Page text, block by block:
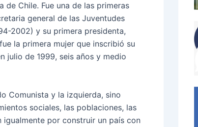
Chile. Fue una de las primeras
general de las Juventudes
2002) y su primera presidenta,
la primera mujer que inscribió su
julio de 1999, seis años y medio
Comunista y la izquierda, sino
sociales, las poblaciones, las
por construir un país con